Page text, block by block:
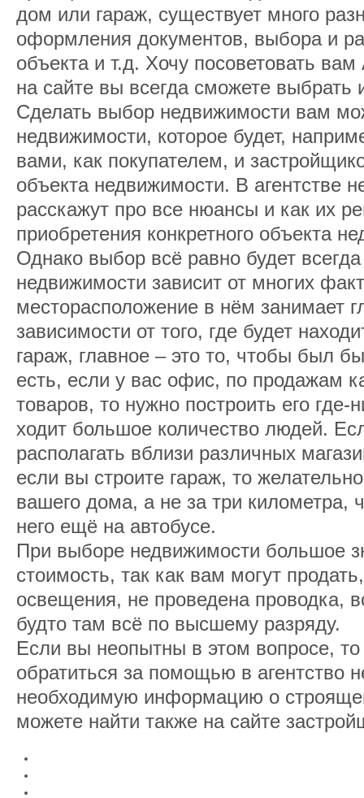
дом или гараж, существует много
оформления документов, выбора и
объекта и т.д. Хочу посоветовать
на сайте вы всегда сможете выбрать
Сделать выбор недвижимости вам
недвижимости, которое будет,
вами, как покупателем, и
объекта недвижимости. В агентстве
расскажут про все нюансы и как их
приобретения конкретного объекта
Однако выбор всё равно будет
недвижимости зависит от многих
месторасположение в нём занимает
зависимости от того, где будет
гараж, главное – это то, чтобы был
есть, если у вас офис, по продажам
товаров, то нужно построить его где-
ходит большое количество людей.
располагать вблизи различных
если вы строите гараж, то
вашего дома, а не за три километра,
него ещё на автобусе.
При выборе недвижимости большое
стоимость, так как вам могут
освещения, не проведена проводка,
будто там всё по высшему разряду.
Если вы неопытны в этом вопросе,
обратиться за помощью в агентство
необходимую информацию о
можете найти также на сайте